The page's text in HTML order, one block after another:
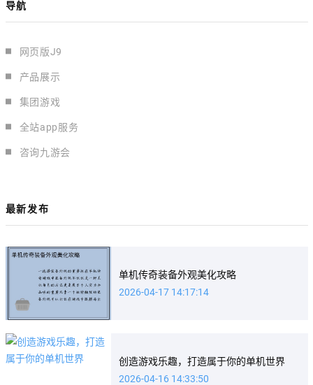
导航
网页版J9
产品展示
集团游戏
全站app服务
咨询九游会
最新发布
单机传奇装备外观美化攻略
2026-04-17 14:17:14
创造游戏乐趣，打造属于你的单机世界
2026-04-16 14:33:50